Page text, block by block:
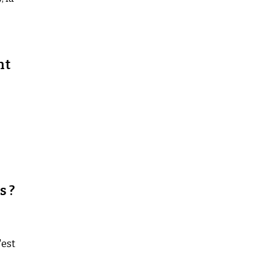
?